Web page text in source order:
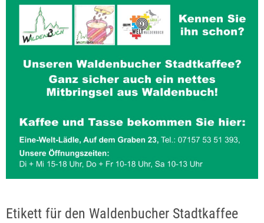
Etikett für den Waldenbucher Stadtkaffee